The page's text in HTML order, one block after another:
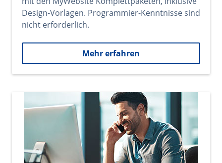
Design-Vorlagen. Programmier-Kenntnisse sind
nicht erforderlich.
Mehr erfahren